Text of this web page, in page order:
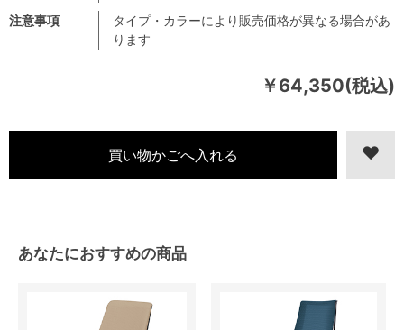
￥64,350(税込)
注意事項
タイプ・カラーにより販売価格が異なる場合があ
ります
あなたにおすすめの商品